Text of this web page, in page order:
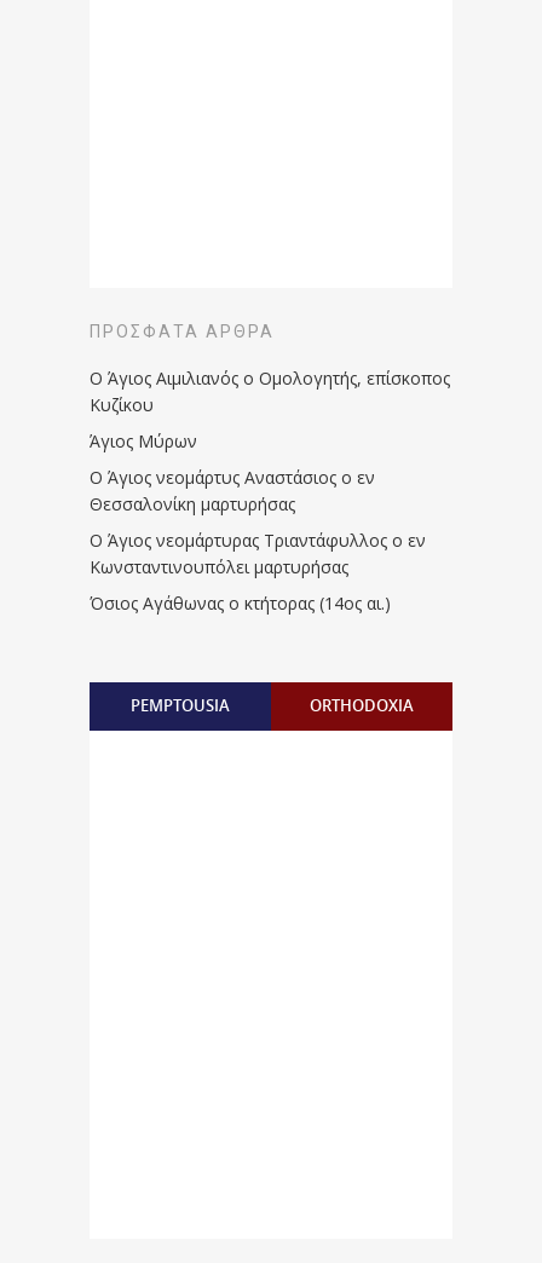
ΠΡΌΣΦΑΤΑ ΆΡΘΡΑ
Ο Άγιος Αιμιλιανός ο Ομολογητής, επίσκοπος
Κυζίκου
Άγιος Μύρων
Ο Άγιος νεομάρτυς Αναστάσιος ο εν
Θεσσαλονίκη μαρτυρήσας
Ο Άγιος νεομάρτυρας Τριαντάφυλλος ο εν
Κωνσταντινουπόλει μαρτυρήσας
Όσιος Αγάθωνας ο κτήτορας (14ος αι.)
PEMPTOUSIA ORTHODOXIA